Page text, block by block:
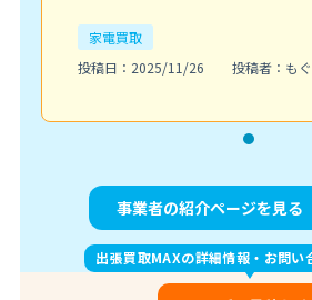
家電買取
投稿日：2025/11/26
投稿者：も
事業者の紹介ページを見る
出張買取MAXの詳細情報・お問い